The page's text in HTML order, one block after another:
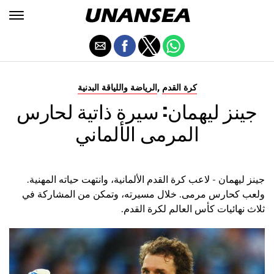
الرياضة واللياقة البدنية , كرة القدم
جينز ليهمان: سيرة ذاتية لحارس
المرمى الألماني
جينز ليهمان - لاعب كرة القدم الألمانية، وانتهت حياته المهنية.
ولعب كحارس مرمى. خلال مسيرته، وتمكن من المشاركة في
ثلاث نهائيات كأس العالم لكرة القدم.